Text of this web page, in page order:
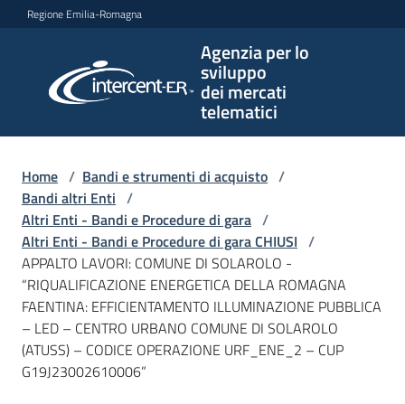
Vai al contenuto
Vai alla navigazione
Vai al footer
Regione Emilia-Romagna
Agenzia per lo
sviluppo
dei mercati
telematici
per lo
sviluppo
telematici
L'Agenzia
Bandi
e
strumenti
Home / Bandi e strumenti di acquisto /
Bandi altri Enti /
Altri Enti - Bandi e Procedure di gara /
Altri Enti - Bandi e Procedure di gara CHIUSI /
APPALTO LAVORI: COMUNE DI SOLAROLO -
“RIQUALIFICAZIONE ENERGETICA DELLA ROMAGNA
FAENTINA: EFFICIENTAMENTO ILLUMINAZIONE PUBBLICA
– LED – CENTRO URBANO COMUNE DI SOLAROLO
(ATUSS) – CODICE OPERAZIONE URF_ENE_2 – CUP
G19J23002610006”